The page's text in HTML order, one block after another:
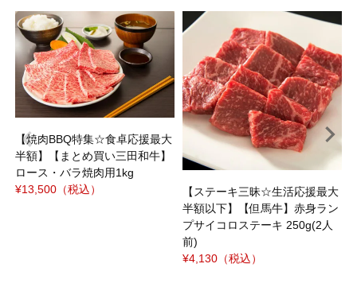
【焼肉BBQ特集☆食卓応援最大
半額】【まとめ買い三田和牛】
ロース・バラ焼肉用1kg
¥13,500 （税込）
【ステーキ三昧☆生活応援最大
半額以下】【但馬牛】赤身ラン
プサイコロステーキ 250g(2人
前)
¥4,130 （税込）